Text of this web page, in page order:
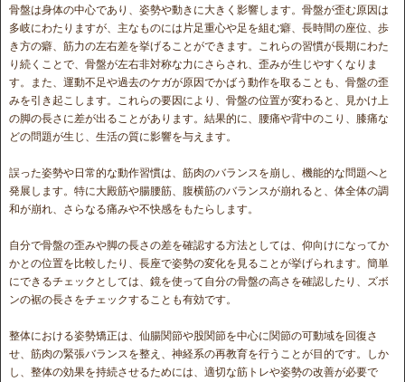
骨盤は身体の中心であり、姿勢や動きに大きく影響します。骨盤が歪む原因は
多岐にわたりますが、主なものには片足重心や足を組む癖、長時間の座位、歩
き方の癖、筋力の左右差を挙げることができます。これらの習慣が長期にわた
り続くことで、骨盤が左右非対称な力にさらされ、歪みが生じやすくなりま
す。また、運動不足や過去のケガが原因でかばう動作を取ることも、骨盤の歪
みを引き起こします。これらの要因により、骨盤の位置が変わると、見かけ上
の脚の長さに差が出ることがあります。結果的に、腰痛や背中のこり、膝痛な
どの問題が生じ、生活の質に影響を与えます。
誤った姿勢や日常的な動作習慣は、筋肉のバランスを崩し、機能的な問題へと
発展します。特に大殿筋や腸腰筋、腹横筋のバランスが崩れると、体全体の調
和が崩れ、さらなる痛みや不快感をもたらします。
自分で骨盤の歪みや脚の長さの差を確認する方法としては、仰向けになってか
かとの位置を比較したり、長座で姿勢の変化を見ることが挙げられます。簡単
にできるチェックとしては、鏡を使って自分の骨盤の高さを確認したり、ズボ
ンの裾の長さをチェックすることも有効です。
整体における姿勢矯正は、仙腸関節や股関節を中心に関節の可動域を回復さ
せ、筋肉の緊張バランスを整え、神経系の再教育を行うことが目的です。しか
し、整体の効果を持続させるためには、適切な筋トレや姿勢の改善が必要で